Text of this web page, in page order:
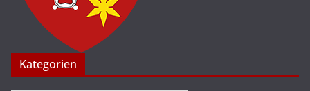
Kategorien